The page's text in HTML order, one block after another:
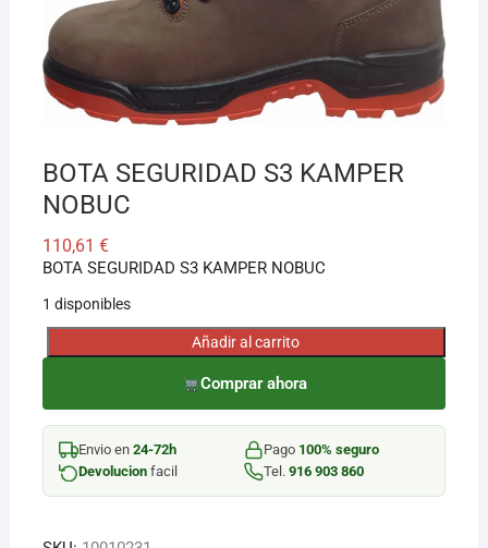
BOTA SEGURIDAD S3 KAMPER
NOBUC
110,61 €
BOTA SEGURIDAD S3 KAMPER NOBUC
1 disponibles
BOTA
S3
KAMPER
NOBUC
cantidad
Añadir al carrito
Comprar ahora
Envio en 24-72h Pago 100% seguro
Devolucionfacil Tel. 916 903 860
¡Hola! Soy el asesor virtual de Ferretería El Arroyo.
Cuéntame qué necesitas y te ayudo a encontrarlo,
aunque no sepas el nombre exacto